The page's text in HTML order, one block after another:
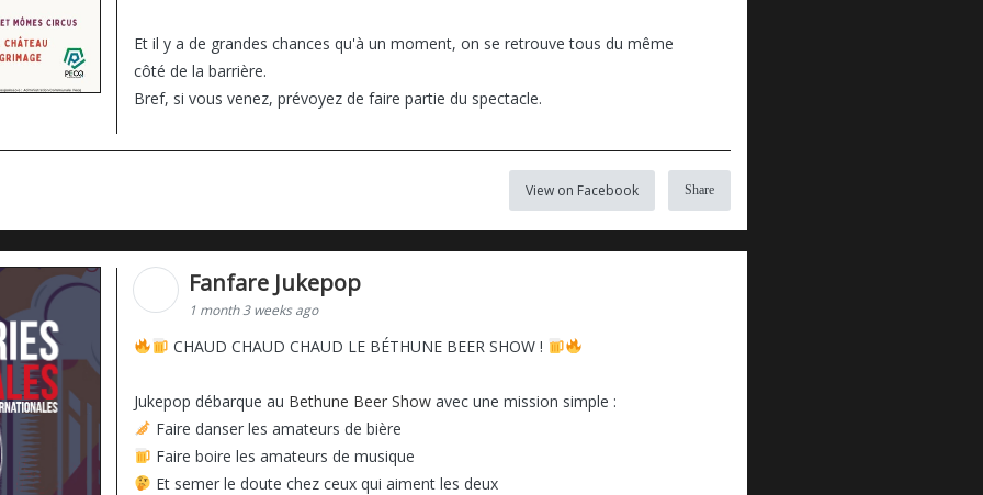
Et il y a de grandes chances qu'à un moment, on se retrouve tous du même
côté de la barrière.
Bref, si vous venez, prévoyez de faire partie du spectacle.
View on Facebook Share
Fanfare Jukepop
1 month 3 weeks ago
CHAUD CHAUD CHAUD LE BÉTHUNE BEER SHOW !
Jukepop débarque au Bethune Beer Show avec une mission simple :
Faire danser les amateurs de bière
Faire boire les amateurs de musique
Et semer le doute chez ceux qui aiment les deux